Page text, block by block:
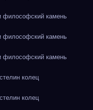
философский камень
философский камень
философский камень
колец
колец